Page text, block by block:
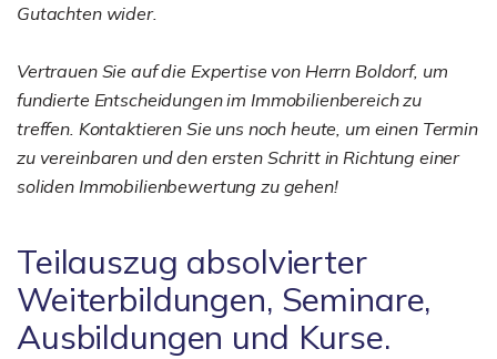
Gutachten wider.
Vertrauen Sie auf die Expertise von Herrn Boldorf, um
fundierte Entscheidungen im Immobilienbereich zu
treffen. Kontaktieren Sie uns noch heute, um einen Termin
zu vereinbaren und den ersten Schritt in Richtung einer
soliden Immobilienbewertung zu gehen!
Teilauszug absolvierter
Weiterbildungen, Seminare,
Ausbildungen und Kurse.